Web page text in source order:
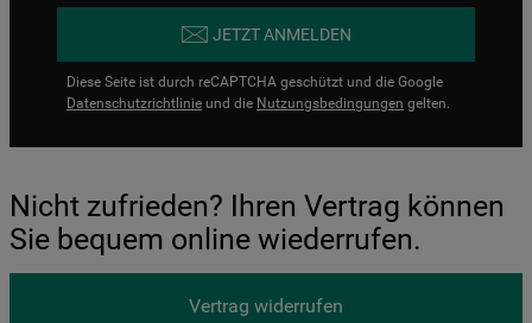
JETZT ANMELDEN
Diese Seite ist durch reCAPTCHA geschützt und die Google
Datenschutzrichtlinie und die Nutzungsbedingungen gelten.
Nicht zufrieden? Ihren Vertrag können
Sie bequem online wiederrufen.
Vertrag widerrufen